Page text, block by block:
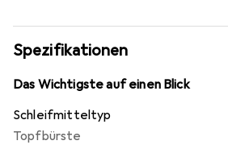
Drahtstärke: 0,35 mm
Aufnahme: M14
Werkstoffeignung Guss: sehr gut
Werkstoffeignung Stahl: sehr gut
Antriebsart: Winkelschleifer
Anwendungsempfehlung: Bitte
Spezifikationen
Das Wichtigste auf einen Blick
Schleifmitteltyp
Topfbürste